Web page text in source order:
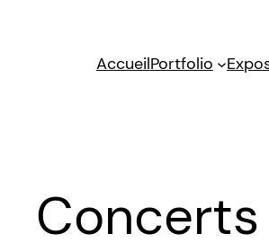
AccueilPortfolio
Concerts